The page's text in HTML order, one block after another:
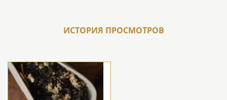
ИСТОРИЯ ПРОСМОТРОВ